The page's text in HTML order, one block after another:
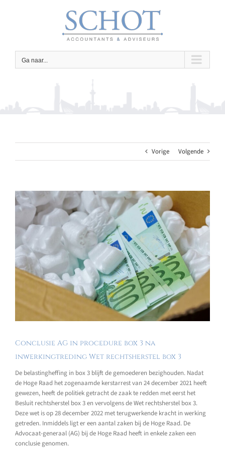
Ga naar...
Vorige Volgende
Bekijk
grotere
afbeelding
Conclusie AG in procedure box 3 na
inwerkingtreding Wet rechtsherstel box 3
De belastingheffing in box 3 blijft de gemoederen bezighouden. Nadat
de Hoge Raad het zogenaamde kerstarrest van 24 december 2021 heeft
gewezen, heeft de politiek getracht de zaak te redden met eerst het
Besluit rechtsherstel box 3 en vervolgens de Wet rechtsherstel box 3.
Deze wet is op 28 december 2022 met terugwerkende kracht in werking
getreden. Inmiddels ligt er een aantal zaken bij de Hoge Raad. De
Advocaat-generaal (AG) bij de Hoge Raad heeft in enkele zaken een
conclusie genomen.